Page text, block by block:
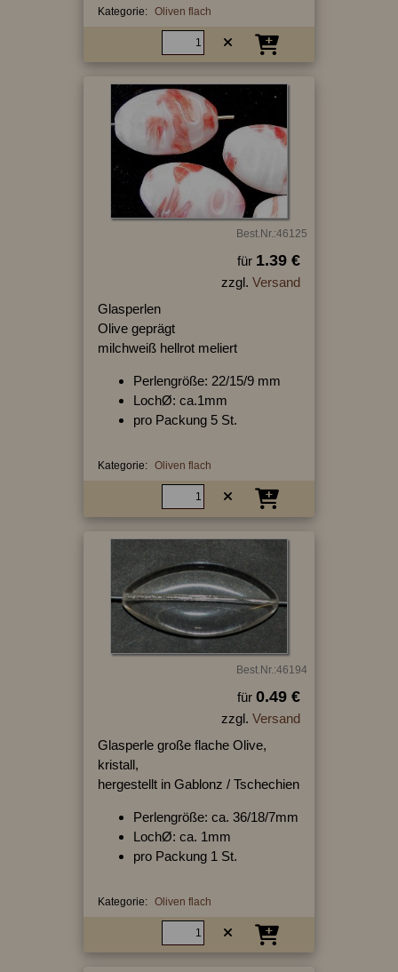
Kategorie: Oliven flach
Best.Nr.:46125
für 1.39 €
zzgl. Versand
Glasperlen
Olive geprägt
milchweiß hellrot meliert
Perlengröße: 22/15/9 mm
LochØ: ca.1mm
pro Packung 5 St.
Kategorie: Oliven flach
Best.Nr.:46194
für 0.49 €
zzgl. Versand
Glasperle große flache Olive,
kristall,
hergestellt in Gablonz / Tschechien
Perlengröße: ca. 36/18/7mm
LochØ: ca. 1mm
pro Packung 1 St.
Kategorie: Oliven flach